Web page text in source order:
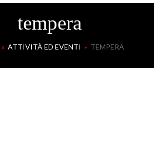
tempera
» ATTIVITÀ ED EVENTI » TEMPERA